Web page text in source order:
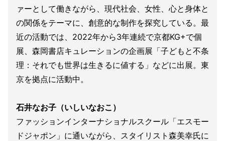
ァーとして働きながら、現代社会、女性、心と身体と
の関係をテーマに、創意的な制作を探究している。最
近の活動では、2022年から3年連続で京都KG+で個
展、森岡書店キュレーションの企画展「子どもと不条
理：それでも世界は生きるに値する」などに出展。東
京を拠点に活動中。
石井なお子（いしいなおこ）
ファッションインターナショナルスクール「エスモー
ドジャポン」に通いながら、スタイリスト森美幸氏に